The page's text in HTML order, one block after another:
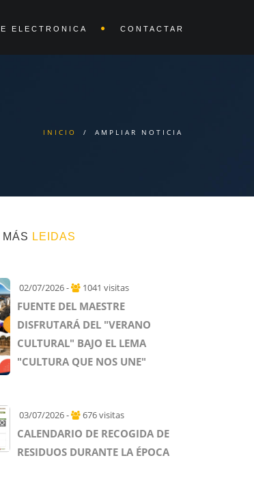
ELECTRONICA CONTACTAR
INICIO / AMPLIAR NOTICIA
LEIDAS
02/07/2026 - 1041 visitas
FUENTE DEL MAESTRE
DISFRUTARÁ DEL "VERANO
CULTURAL" BAJO EL LEMA
"CULTURA QUE NOS UNE"
03/07/2026 - 676 visitas
CALENDARIO DE RECOGIDA DE
RESIDUOS DURANTE LA ÉPOCA